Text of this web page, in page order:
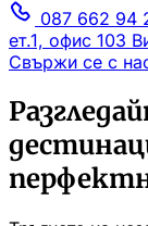
087 662 94
ет.1, офис 103
Свържи се с